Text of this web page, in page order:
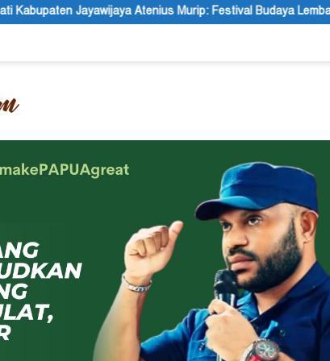
Murip: Festival Budaya Lembah Baliem Dongkrak UMKM